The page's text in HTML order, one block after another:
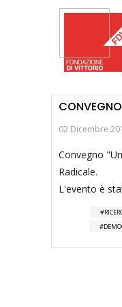
02 Dicembre
Convegno
Radicale.
L'evento è